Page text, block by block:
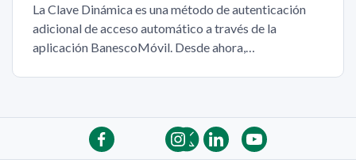
La Clave Dinámica es una método de autenticación
adicional de acceso automático a través de la
aplicación BanescoMóvil. Desde ahora,…